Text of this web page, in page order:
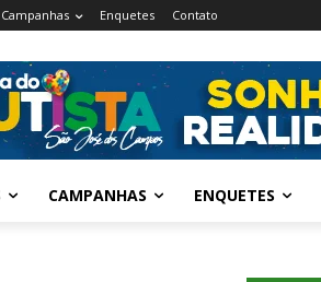
Campanhas Enquetes Contato
CAMPANHAS ENQUETES